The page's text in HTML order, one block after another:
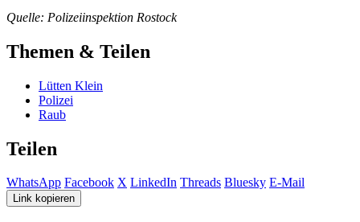
Quelle: Polizeiinspektion Rostock
Themen & Teilen
Lütten Klein
Polizei
Raub
Teilen
WhatsApp Facebook X LinkedIn Threads Bluesky E-Mail
Link kopieren